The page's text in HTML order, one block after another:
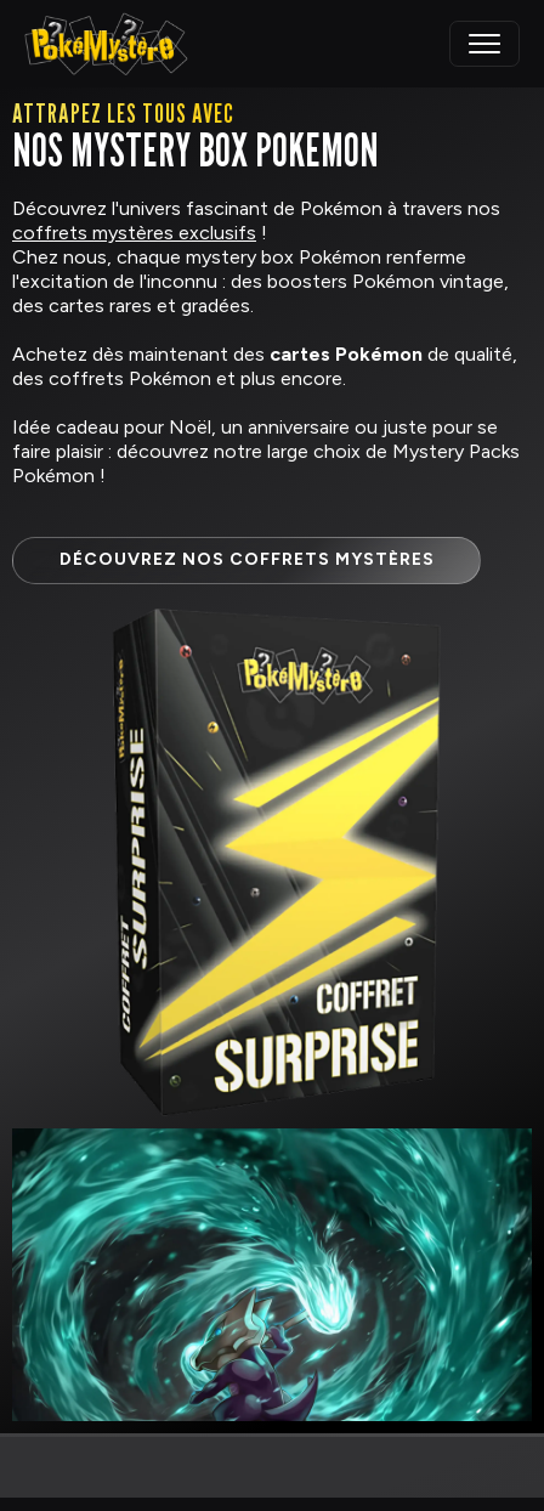
ATTRAPEZ LES TOUS AVEC
NOS MYSTERY BOX POKEMON
Découvrez l'univers fascinant de Pokémon à travers nos
coffrets mystères exclusifs !
Chez nous, chaque mystery box Pokémon renferme
l'excitation de l'inconnu : des boosters Pokémon vintage,
des cartes rares et gradées.
Achetez dès maintenant des cartes Pokémon de qualité,
des coffrets Pokémon et plus encore.
Idée cadeau pour Noël, un anniversaire ou juste pour se
faire plaisir : découvrez notre large choix de Mystery Packs
Pokémon !
DÉCOUVREZ NOS COFFRETS MYSTÈRES